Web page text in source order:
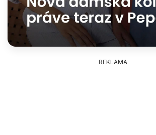
REKLAMA